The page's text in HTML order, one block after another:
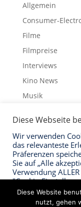
Allgemein
Consumer-
Filme
Filmpreise
Interviews
Kino News
Musik
Streaming
Trailer
Impressum
Diese Webseite
Wir verwenden
das relevanteste
Präferenzen
Sie auf „Alle
Verwendung
"Cookie-
Zustimmung zu
Diese Website
nutzt, gehen